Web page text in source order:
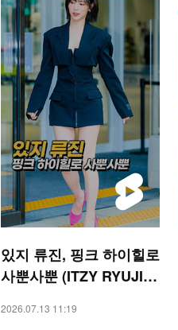
있지 류진, 핑크 하이힐로
사뿐사뿐 (ITZY RYUJIN)
2026.07.13 11:19